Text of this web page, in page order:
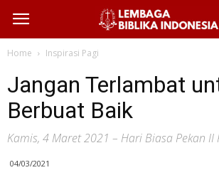
Home Inspirasi Pagi
Jangan Terlambat
Berbuat Baik
Kamis, 4 Maret 2021 – Hari Biasa Pekan II
04/03/2021